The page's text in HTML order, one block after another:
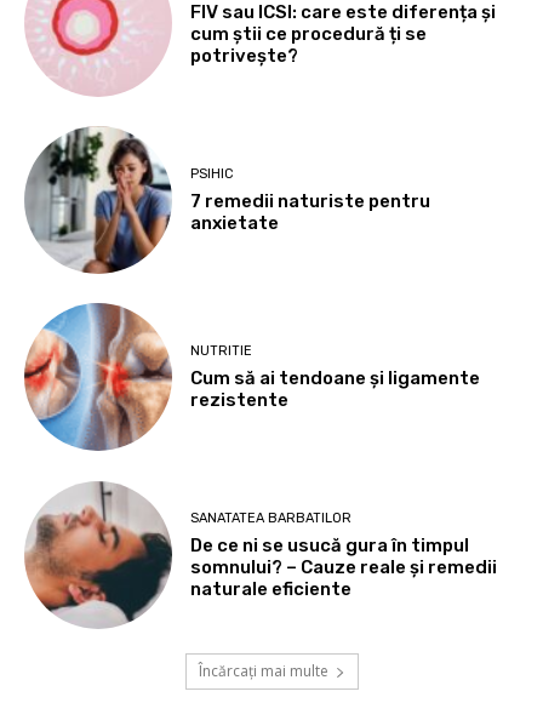
FIV sau ICSI: care este diferența și
cum știi ce procedură ți se
potrivește?
PSIHIC
7 remedii naturiste pentru
anxietate
NUTRITIE
Cum să ai tendoane şi ligamente
rezistente
SANATATEA BARBATILOR
De ce ni se usucă gura în timpul
somnului? – Cauze reale și remedii
naturale eficiente
Încărcați mai multe